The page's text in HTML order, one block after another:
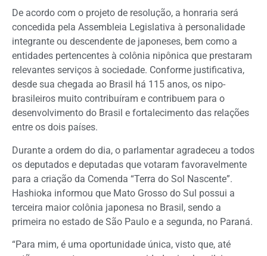
De acordo com o projeto de resolução, a honraria será
concedida pela Assembleia Legislativa à personalidade
integrante ou descendente de japoneses, bem como a
entidades pertencentes à colônia nipônica que prestaram
relevantes serviços à sociedade. Conforme justificativa,
desde sua chegada ao Brasil há 115 anos, os nipo-
brasileiros muito contribuíram e contribuem para o
desenvolvimento do Brasil e fortalecimento das relações
entre os dois países.
Durante a ordem do dia, o parlamentar agradeceu a todos
os deputados e deputadas que votaram favoravelmente
para a criação da Comenda “Terra do Sol Nascente”.
Hashioka informou que Mato Grosso do Sul possui a
terceira maior colônia japonesa no Brasil, sendo a
primeira no estado de São Paulo e a segunda, no Paraná.
“Para mim, é uma oportunidade única, visto que, até